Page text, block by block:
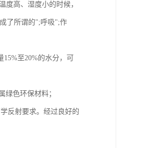
度高、湿度小的时候，
了所谓的";呼吸";作
至20%的水分，可
绿色环保材料；
反射要求。经过良好的